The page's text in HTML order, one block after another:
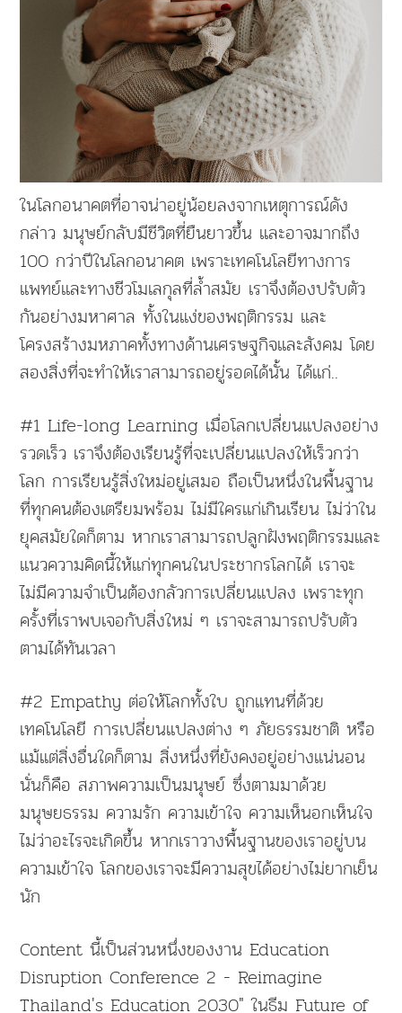
ในโลกอนาคตที่อาจน่าอยู่น้อยลงจากเหตุการณ์ดัง
กล่าว มนุษย์กลับมีชีวิตที่ยืนยาวขึ้น และอาจมากถึง
100 กว่าปีในโลกอนาคต เพราะเทคโนโลยีทางการ
แพทย์และทางชีวโมเลกุลที่ล้ำสมัย เราจึงต้องปรับตัว
กันอย่างมหาศาล ทั้งในแง่ของพฤติกรรม และ
โครงสร้างมหภาคทั้งทางด้านเศรษฐกิจและสังคม โดย
สองสิ่งที่จะทำให้เราสามารถอยู่รอดได้นั้น ได้แก่..
#1 Life-long Learning เมื่อโลกเปลี่ยนแปลงอย่าง
รวดเร็ว เราจึงต้องเรียนรู้ที่จะเปลี่ยนแปลงให้เร็วกว่า
โลก การเรียนรู้สิ่งใหม่อยู่เสมอ ถือเป็นหนึ่งในพื้นฐาน
ที่ทุกคนต้องเตรียมพร้อม ไม่มีใครแก่เกินเรียน ไม่ว่าใน
ยุคสมัยใดก็ตาม หากเราสามารถปลูกฝังพฤติกรรมและ
แนวความคิดนี้ให้แก่ทุกคนในประชากรโลกได้ เราจะ
ไม่มีความจำเป็นต้องกลัวการเปลี่ยนแปลง เพราะทุก
ครั้งที่เราพบเจอกับสิ่งใหม่ ๆ เราจะสามารถปรับตัว
ตามได้ทันเวลา
#2 Empathy ต่อให้โลกทั้งใบ ถูกแทนที่ด้วย
เทคโนโลยี การเปลี่ยนแปลงต่าง ๆ ภัยธรรมชาติ หรือ
แม้แต่สิ่งอื่นใดก็ตาม สิ่งหนึ่งที่ยังคงอยู่อย่างแน่นอน
นั่นก็คือ สภาพความเป็นมนุษย์ ซึ่งตามมาด้วย
มนุษยธรรม ความรัก ความเข้าใจ ความเห็นอกเห็นใจ
ไม่ว่าอะไรจะเกิดขึ้น หากเราวางพื้นฐานของเราอยู่บน
ความเข้าใจ โลกของเราจะมีความสุขได้อย่างไม่ยากเย็น
นัก
Content นี้เป็นส่วนหนึ่งของงาน Education
Disruption Conference 2 - Reimagine
Thailand's Education 2030" ในธีม Future of